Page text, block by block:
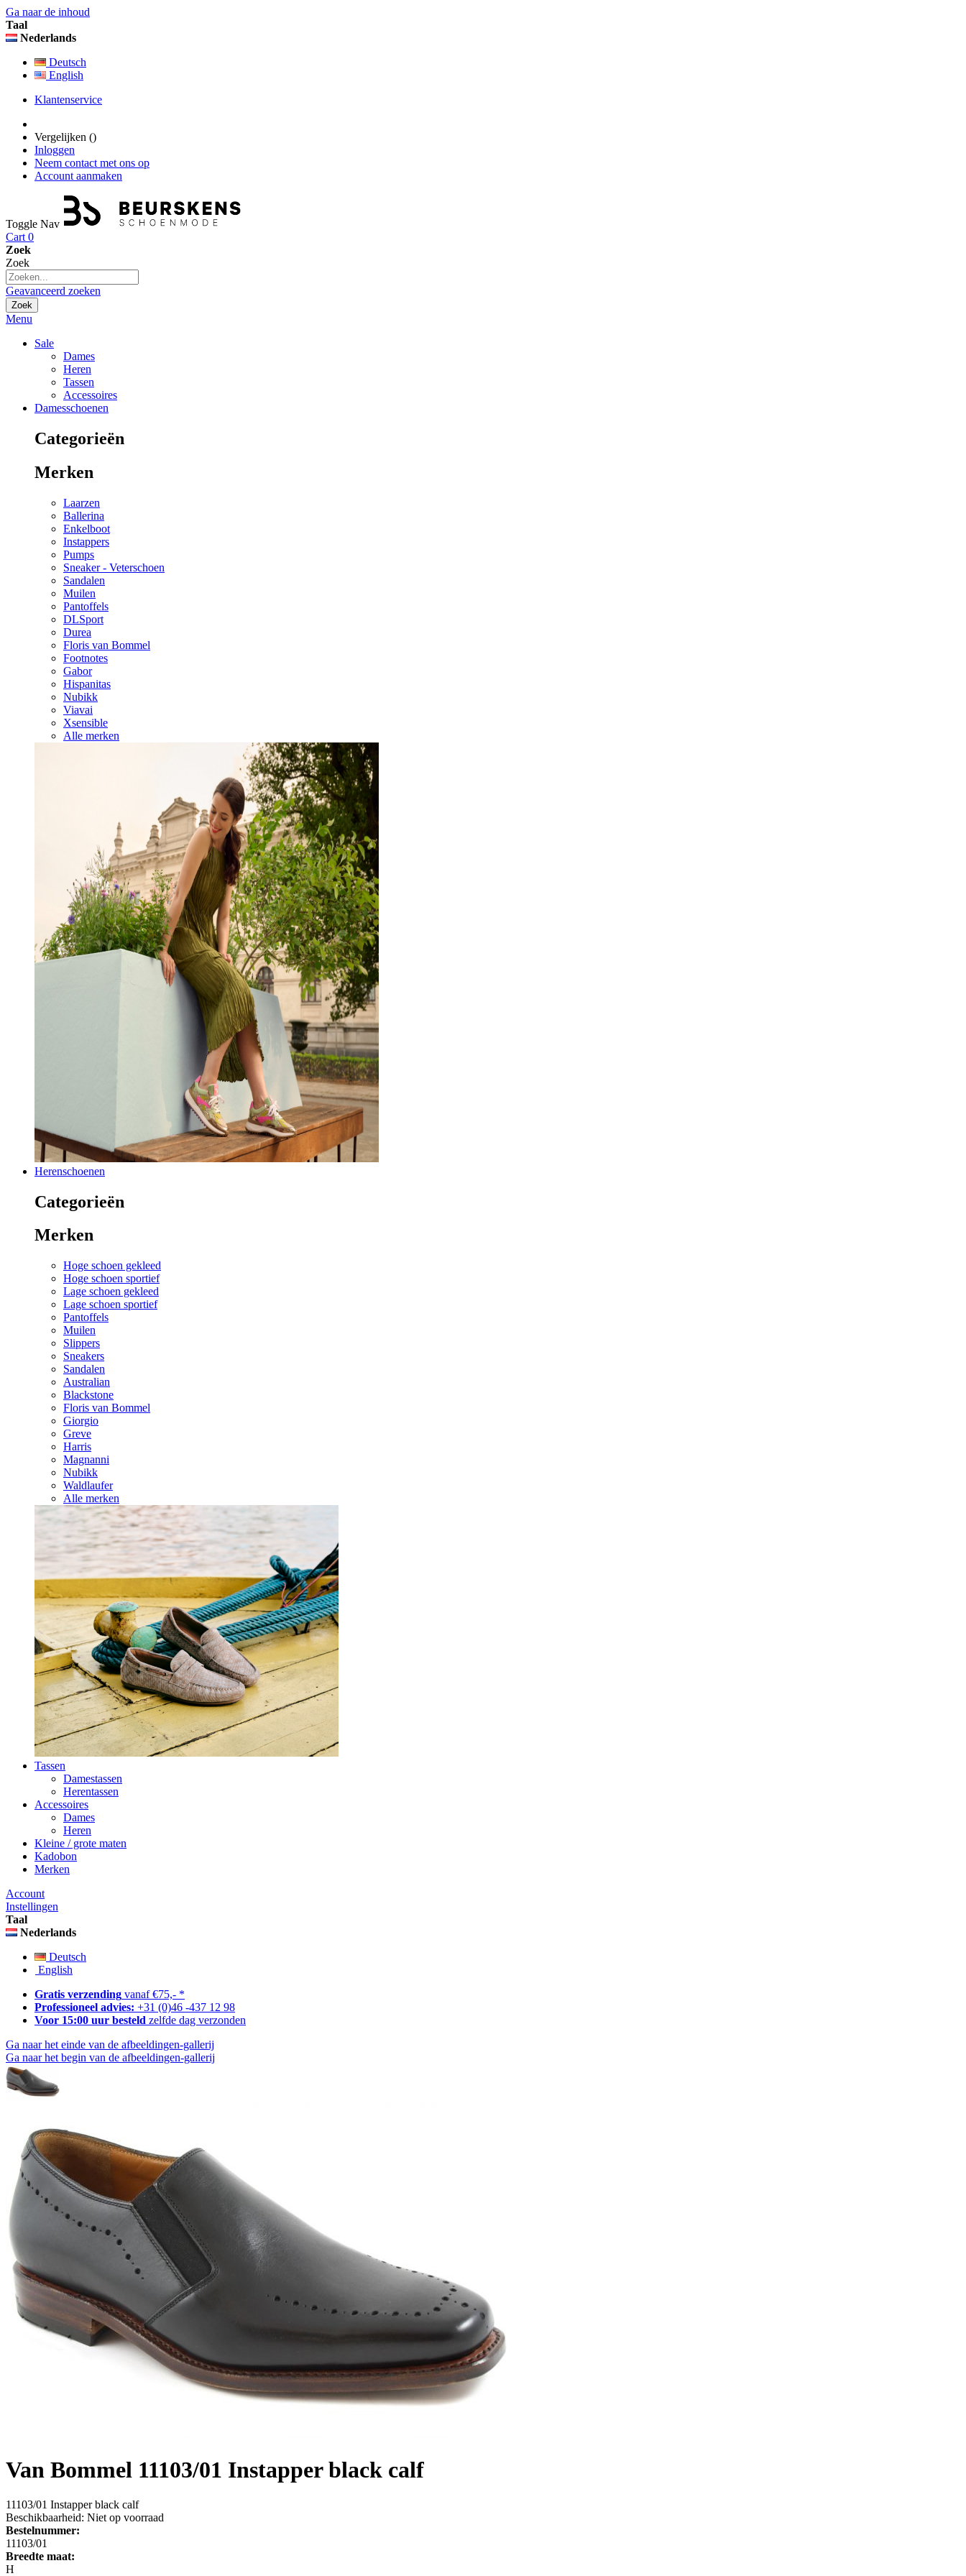
Ga naar de inhoud
Taal
Nederlands
Deutsch
English
Klantenservice
Vergelijken ()
Inloggen
Neem contact met ons op
Account aanmaken
Toggle Nav
Cart 0
Zoek
Zoek
Geavanceerd zoeken
Zoek
Menu
Sale
Dames
Heren
Tassen
Accessoires
Damesschoenen
Categorieën
Merken
Laarzen
Ballerina
Enkelboot
Instappers
Pumps
Sneaker - Veterschoen
Sandalen
Muilen
Pantoffels
DLSport
Durea
Floris van Bommel
Footnotes
Gabor
Hispanitas
Nubikk
Viavai
Xsensible
Alle merken
Herenschoenen
Categorieën
Merken
Hoge schoen gekleed
Hoge schoen sportief
Lage schoen gekleed
Lage schoen sportief
Pantoffels
Muilen
Slippers
Sneakers
Sandalen
Australian
Blackstone
Floris van Bommel
Giorgio
Greve
Harris
Magnanni
Nubikk
Waldlaufer
Alle merken
Tassen
Damestassen
Herentassen
Accessoires
Dames
Heren
Kleine / grote maten
Kadobon
Merken
Account
Instellingen
Taal
Nederlands
Deutsch
English
Gratis verzending vanaf €75,- *
Professioneel advies: +31 (0)46 -437 12 98
Voor 15:00 uur besteld zelfde dag verzonden
Ga naar het einde van de afbeeldingen-gallerij
Ga naar het begin van de afbeeldingen-gallerij
Van Bommel 11103/01 Instapper black calf
11103/01 Instapper black calf
Beschikbaarheid: Niet op voorraad
Bestelnummer:
11103/01
Breedte maat:
H